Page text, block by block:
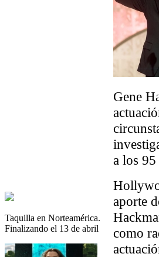
Taquilla en Norteamérica.
Finalizando el 13 de abril
Gene
a los 95
aporte
como